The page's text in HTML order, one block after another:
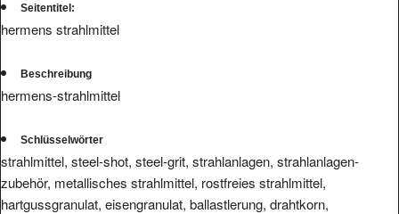
Seitentitel:
hermens strahlmittel
Beschreibung
hermens-strahlmittel
Schlüsselwörter
strahlmittel, steel-shot, steel-grit, strahlanlagen, strahlanlagen-
zubehör, metallisches strahlmittel, rostfreies strahlmittel,
hartgussgranulat, eisengranulat, ballastlerung, drahtkorn,